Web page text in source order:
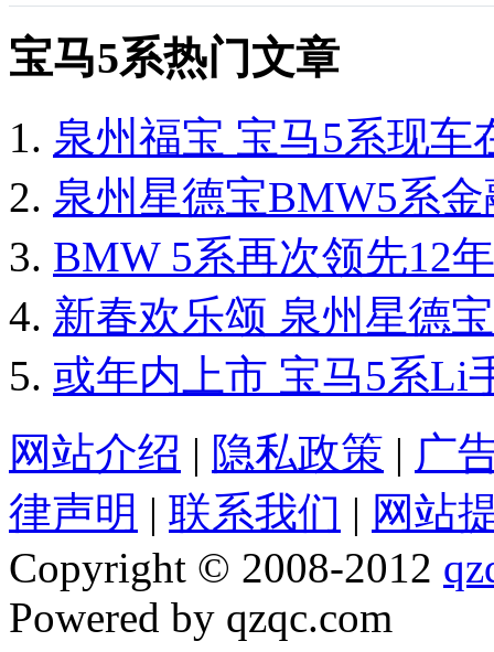
宝马5系热门文章
泉州福宝 宝马5系现车
泉州星德宝BMW5系
BMW 5系再次领先12
新春欢乐颂 泉州星德
或年内上市 宝马5系Li
网站介绍 | 隐私政策 | 广
律声明 | 联系我们 | 网站
Copyright © 2008-2012
Powered by qzqc.com